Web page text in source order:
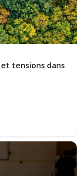
tensions dans